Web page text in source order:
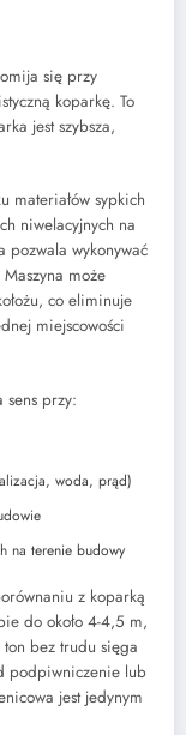
się przy
koparkę. To
jest szybsza,
materiałów sypkich
niwelacyjnych na
pozwala wykonywać
może
co eliminuje
miejscowości
sens przy:
woda, prąd)
na terenie budowy
z koparką
do około 4-4,5 m,
bez trudu sięga
podpiwniczenie lub
jest jedynym